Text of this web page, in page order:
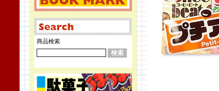
商品検索